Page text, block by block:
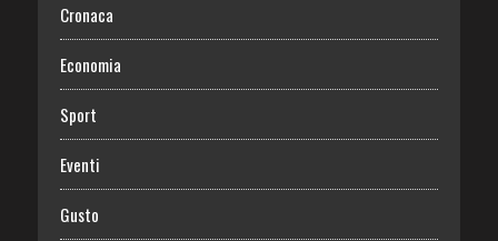
Cronaca
Economia
Sport
Eventi
Gusto